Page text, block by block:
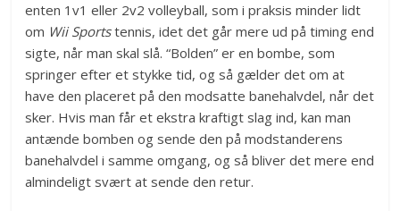
enten 1v1 eller 2v2 volleyball, som i praksis minder lidt
om Wii Sportstennis, idet det går mere ud på timing end
sigte, når man skal slå. “Bolden” er en bombe, som
springer efter et stykke tid, og så gælder det om at
have den placeret på den modsatte banehalvdel, når det
sker. Hvis man får et ekstra kraftigt slag ind, kan man
antænde bomben og sende den på modstanderens
banehalvdel i samme omgang, og så bliver det mere end
almindeligt svært at sende den retur.